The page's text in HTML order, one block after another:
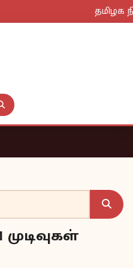
தமிழக
முடிவுகள்